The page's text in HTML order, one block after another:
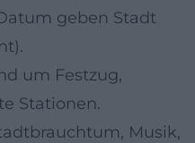
geben Stadt
um Festzug,
Stationen.
Musik,